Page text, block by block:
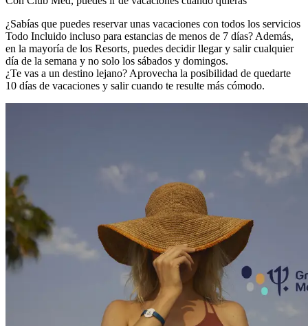
¿Sabías que puedes reservar unas vacaciones con todos los servicios
Todo Incluido incluso para estancias de menos de 7 días? Además,
en la mayoría de los Resorts, puedes decidir llegar y salir cualquier
día de la semana y no solo los sábados y domingos.
¿Te vas a un destino lejano? Aprovecha la posibilidad de quedarte
10 días de vacaciones y salir cuando te resulte más cómodo.